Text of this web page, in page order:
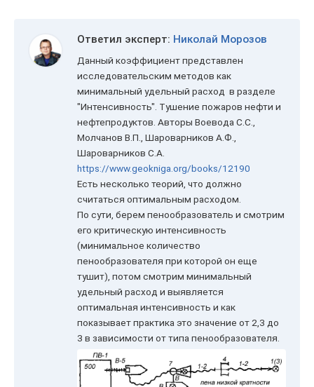
Ответил эксперт: Николай Морозов
Данный коэффициент представлен
исследовательским методов как
минимальный удельный расход в разделе
"Интенсивность". Тушение пожаров нефти и
нефтепродуктов. Авторы Воевода С.С.,
Молчанов В.П., Шароварников А.Ф.,
Шароварников С.А.
https://www.geokniga.org/books/12190
Есть несколько теорий, что должно
считаться оптимальным расходом.
По сути, берем пенообразователь и смотрим
его критическую интенсивность
(минимальное количество
пенообразователя при которой он еще
тушит), потом смотрим минимальный
удельный расход и выявляется
оптимальная интенсивность и как
показывает практика это значение от 2,3 до
3 в зависимости от типа пенообразователя.